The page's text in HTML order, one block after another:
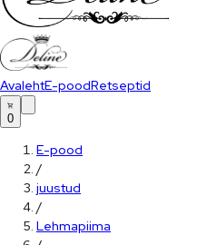
AvalehtE-poodRetseptid
0
E-pood
/
juustud
/
Lehmapiima